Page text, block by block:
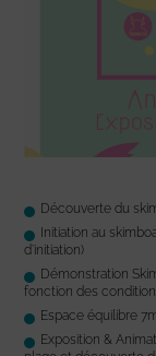
Découverte du
Initiation au
d’initiation)
Démonstration
fonction des
Espace équilibre
Exposition &